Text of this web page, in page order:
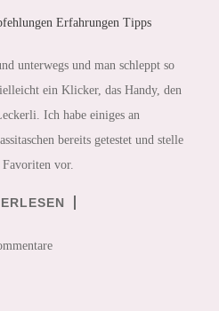
unterwegs und man schleppt so
ein Klicker, das Handy, den
Ich habe einiges an
bereits getestet und stelle
vor.